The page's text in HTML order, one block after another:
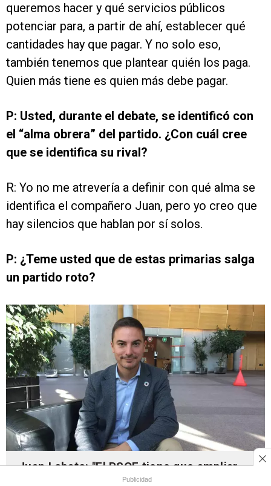
queremos hacer y qué servicios públicos
potenciar para, a partir de ahí, establecer qué
cantidades hay que pagar. Y no solo eso,
también tenemos que plantear quién los paga.
Quien más tiene es quien más debe pagar.
P: Usted, durante el debate, se identificó con
el “alma obrera” del partido. ¿Con cuál cree
que se identifica su rival?
R: Yo no me atrevería a definir con qué alma se
identifica el compañero Juan, pero yo creo que
hay silencios que hablan por sí solos.
P: ¿Teme usted que de estas primarias salga
un partido roto?
Juan Lobato: "El PSOE tiene que ampliar
su espacio político y eso se hace con
Publicidad